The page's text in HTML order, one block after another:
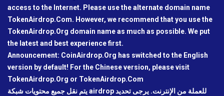
access to the Internet. Please use the alternate domain name
TokenAirdrop.Com. However, we recommend that you use the
TokenAirdrop.Org domain name as much as possible. We put
the latest and best experience first.
Announcement: CoinAirdrop.Org has switched to the English
version by default! For the Chinese version, please visit
TokenAirdrop.Org or TokenAirdrop.Com
يتم نقل جميع محتويات شبكة airdrop للعملة من الإنترنت. يرجى تحديد